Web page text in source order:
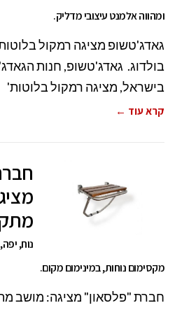
ומהווה אלמנט עיצובי מדליק.
גאדג'טשופ מציגה רמקול
בולדוג. גאדג'טשופ, חנות
בישראל, מציגה רמקול בלוטות'
קרא עוד ←
נוח,
מקסימום נוחות, במינימום מקום.
חברת "פלסאון" מציגה: מושב